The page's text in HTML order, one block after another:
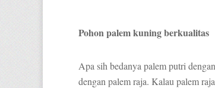
Pohon palem kuning berkualitas
Apa sih bedanya palem putri
dengan palem raja. Kalau palem